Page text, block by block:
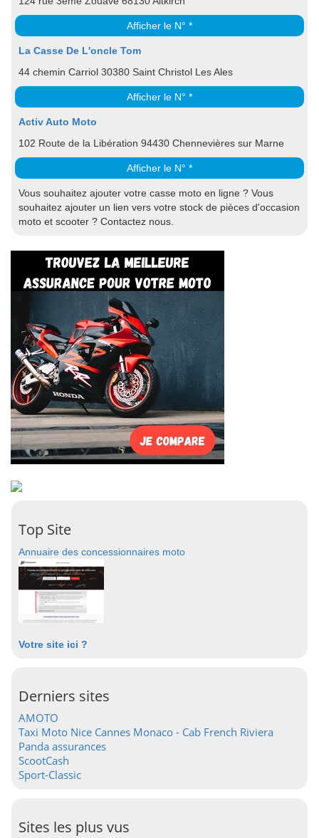
Afficher le N° *
La Casse De L'oncle Tom
44 chemin Carriol 30380 Saint Christol Les Ales
Afficher le N° *
Activ Auto Moto
102 Route de la Libération 94430 Chennevières sur Marne
Afficher le N° *
Vous souhaitez ajouter votre casse moto en ligne ? Vous
souhaitez ajouter un lien vers votre stock de pièces d'occasion
moto et scooter ? Contactez nous.
Top Site
Annuaire des concessionnaires moto
Votre site ici ?
Derniers sites
AMOTO
Taxi Moto Nice Cannes Monaco - Cab French Riviera
Panda assurances
ScootCash
Sport-Classic
Sites les plus vus